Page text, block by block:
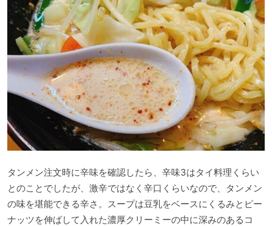
タンメン注文時に辛味を確認したら、辛味3はタイ料理くらい
とのことでしたが、激辛ではなく辛口くらいなので、タンメン
の味を堪能できる辛さ。スープは豆乳をベースにくるみとピー
ナッツを伸ばして入れた濃厚クリーミーの中に深みのあるコ